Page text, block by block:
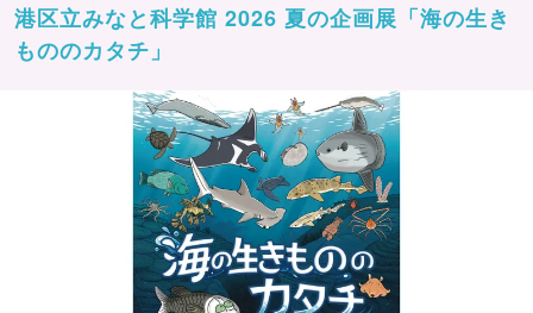
港区立みなと科学館 2026 夏の企画展「海の生き
もののカタチ」